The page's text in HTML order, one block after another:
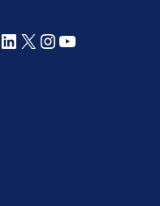
LinkedIn
X Instagram
YouTube